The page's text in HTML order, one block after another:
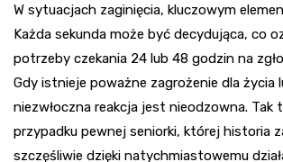
W sytuacjach zaginięcia, kluczowym
Każda sekunda może być decydująca, co
potrzeby czekania 24 lub 48 godzin na
Gdy istnieje poważne zagrożenie dla życia
niezwłoczna reakcja jest nieodzowna. Tak
przypadku pewnej seniorki, której historia
szczęśliwie dzięki natychmiastowemu